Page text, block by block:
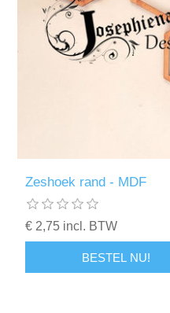
Zeshoek rand - MDF
€ 2,75 incl. BTW
BESTEL NU!